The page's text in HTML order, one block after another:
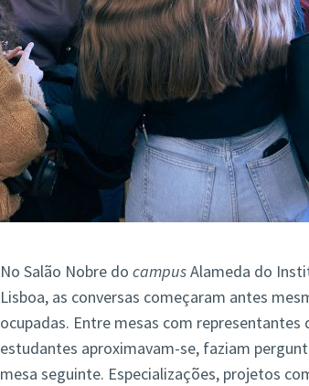
No Salão Nobre do campusAlameda do
Lisboa, as conversas começaram antes
ocupadas. Entre mesas com representantes
estudantes aproximavam-se, faziam
mesa seguinte. Especializações, projetos